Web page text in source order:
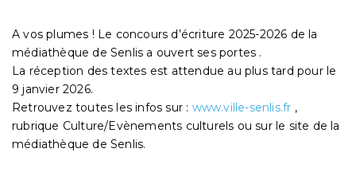
A vos plumes ! Le concours d’écriture 2025-2026 de la
médiathèque de Senlis a ouvert ses portes .
La réception des textes est attendue au plus tard pour le
9 janvier 2026.
Retrouvez toutes les infos sur : www.ville-senlis.fr ,
rubrique Culture/Evènements culturels ou sur le site de la
médiathèque de Senlis.